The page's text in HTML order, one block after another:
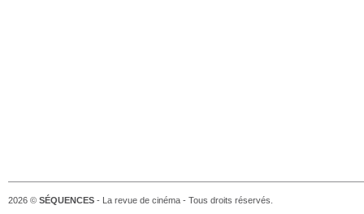
2026 © SÉQUENCES- La revue de cinéma - Tous droits réservés.